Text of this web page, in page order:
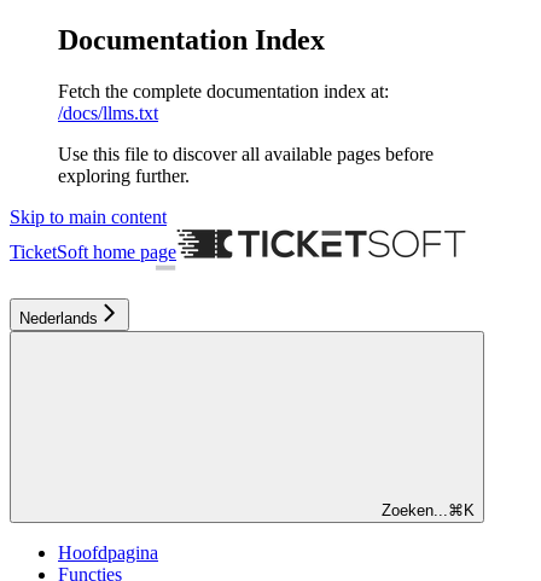
Documentation Index
Fetch the complete documentation index at:
/docs/llms.txt
Use this file to discover all available pages before
exploring further.
Skip to main content
TicketSoft home page
Nederlands
Zoeken... ⌘ K
Hoofdpagina
Functies